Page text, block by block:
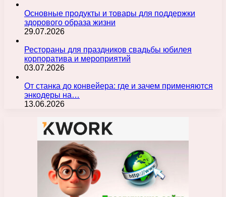
Основные продукты и товары для поддержки
здорового образа жизни
29.07.2026
Рестораны для праздников свадьбы юбилея
корпоратива и мероприятий
03.07.2026
От станка до конвейера: где и зачем применяются
энкодеры на…
13.06.2026